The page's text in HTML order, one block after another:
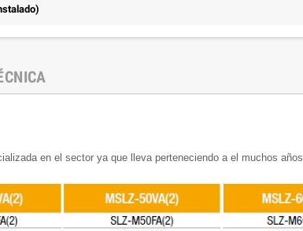
en el sector ya que lleva perteneciendo a el muchos años.